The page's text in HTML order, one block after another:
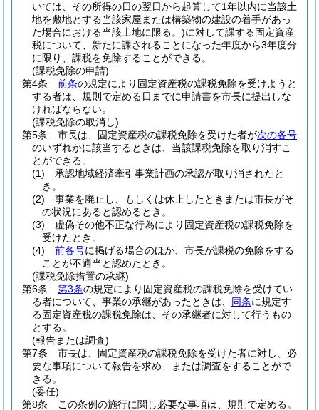
いては、その所得の日の翌日から起算して1年以内に当該土
地を敷地とする当該家屋または構築物の建設の着手があっ
た場合における当該土地に限る。)に対して課する固定資産
税について、新たに課されることになった年度から3年度分
に限り、課税を免除することができる。
(課税免除の申請)
第4条
前条の規定により固定資産税の課税免除を受けようと
する者は、規則で定める日までに申請書を市長に提出しな
ければならない。
(課税免除の取消し)
第5条
市長は、固定資産税の課税免除を受けた者が次の各号
のいずれかに該当するときは、当該課税免除を取り消すこ
とができる。
(1)
承認地域経済牽引事業計画の承認が取り消されたと
き。
(2)
事業を廃止し、もしくは休止したときまたは市長がそ
の状況にあると認めるとき。
(3)
虚偽その他不正な行為により固定資産税の課税免除を
受けたとき。
(4)
前各号に掲げる場合のほか、市長が課税の免除をする
ことが不適当と認めたとき。
(課税免除措置の承継)
第6条
第3条の規定により固定資産税の課税免除を受けてい
る者について、事業の承継があったときは、 同条に規定す
る固定資産税の課税免除は、その承継者に対して行うもの
とする。
(報告または調査)
第7条
市長は、固定資産税の課税免除を受けた者に対し、必
要な事項について報告を求め、または調査をすることがで
きる。
(委任)
第8条
この条例の施行に関し必要な事項は、規則で定める。